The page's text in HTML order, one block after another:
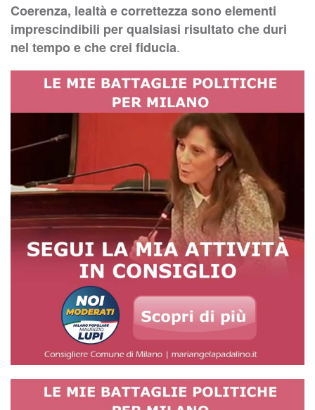
Coerenza, lealtà e correttezza sono elementi
imprescindibili per qualsiasi risultato che duri
nel tempo e che crei fiducia.